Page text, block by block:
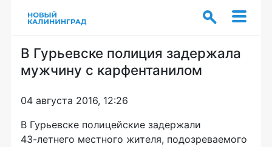
В Гурьевске полиция задержала
мужчину с карфентанилом
04 августа 2016, 12:26
В Гурьевске полицейские задержали
43-летнего местного жителя, подозреваемого